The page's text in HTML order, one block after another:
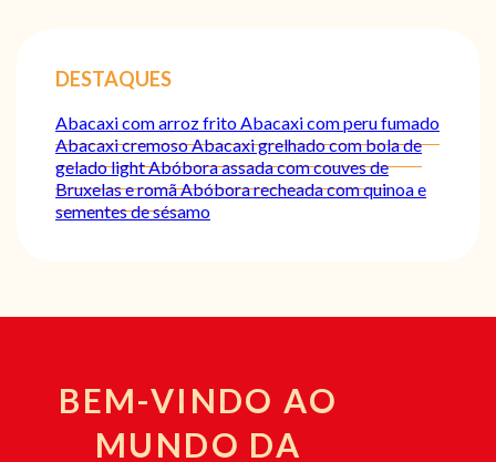
DESTAQUES
Abacaxi com arroz fritoAbacaxi com peru fumado
Abacaxi cremosoAbacaxi grelhado com bola de
gelado lightAbóbora assada com couves de
Bruxelas e romãAbóbora recheada com quinoa e
sementes de sésamo
BEM-VINDO AO
MUNDO DA